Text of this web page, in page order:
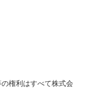
権利はすべて株式会